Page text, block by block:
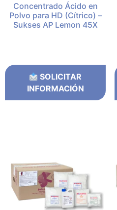
Concentrado Ácido en
Polvo para HD (Cítrico) –
Sukses AP Lemon 45X
SOLICITAR
INFORMACIÓN